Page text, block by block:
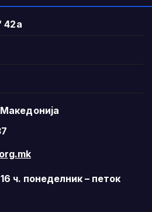
42а
ч. понеделник – петок